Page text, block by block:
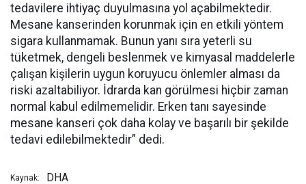
tedavilere ihtiyaç duyulmasına yol açabilmektedir.
Mesane kanserinden korunmak için en etkili yöntem
sigara kullanmamak. Bunun yanı sıra yeterli su
tüketmek, dengeli beslenmek ve kimyasal maddelerle
çalışan kişilerin uygun koruyucu önlemler alması da
riski azaltabiliyor. İdrarda kan görülmesi hiçbir zaman
normal kabul edilmemelidir. Erken tanı sayesinde
mesane kanseri çok daha kolay ve başarılı bir şekilde
tedavi edilebilmektedir” dedi.
Kaynak: DHA